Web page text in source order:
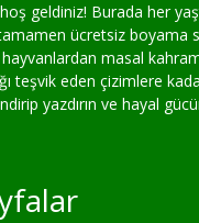
geldiniz! Burada her
ücretsiz boyama
masal
teşvik eden çizimlere
yazdırın ve hayal